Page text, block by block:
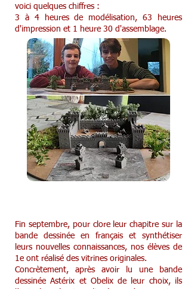
voici quelques chiffres :
3 à 4 heures de modélisation, 63 heures
d'impression et 1 heure 30 d'assemblage.
Fin septembre, pour clore leur chapitre sur la
bande dessinée en français et synthétiser
leurs nouvelles connaissances, nos élèves de
1e ont réalisé des vitrines originales.
Concrètement, après avoir lu une bande
dessinée Astérix et Obelix de leur choix, ils